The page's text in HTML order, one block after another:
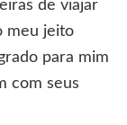
de viajar
meu jeito
para mim
com seus